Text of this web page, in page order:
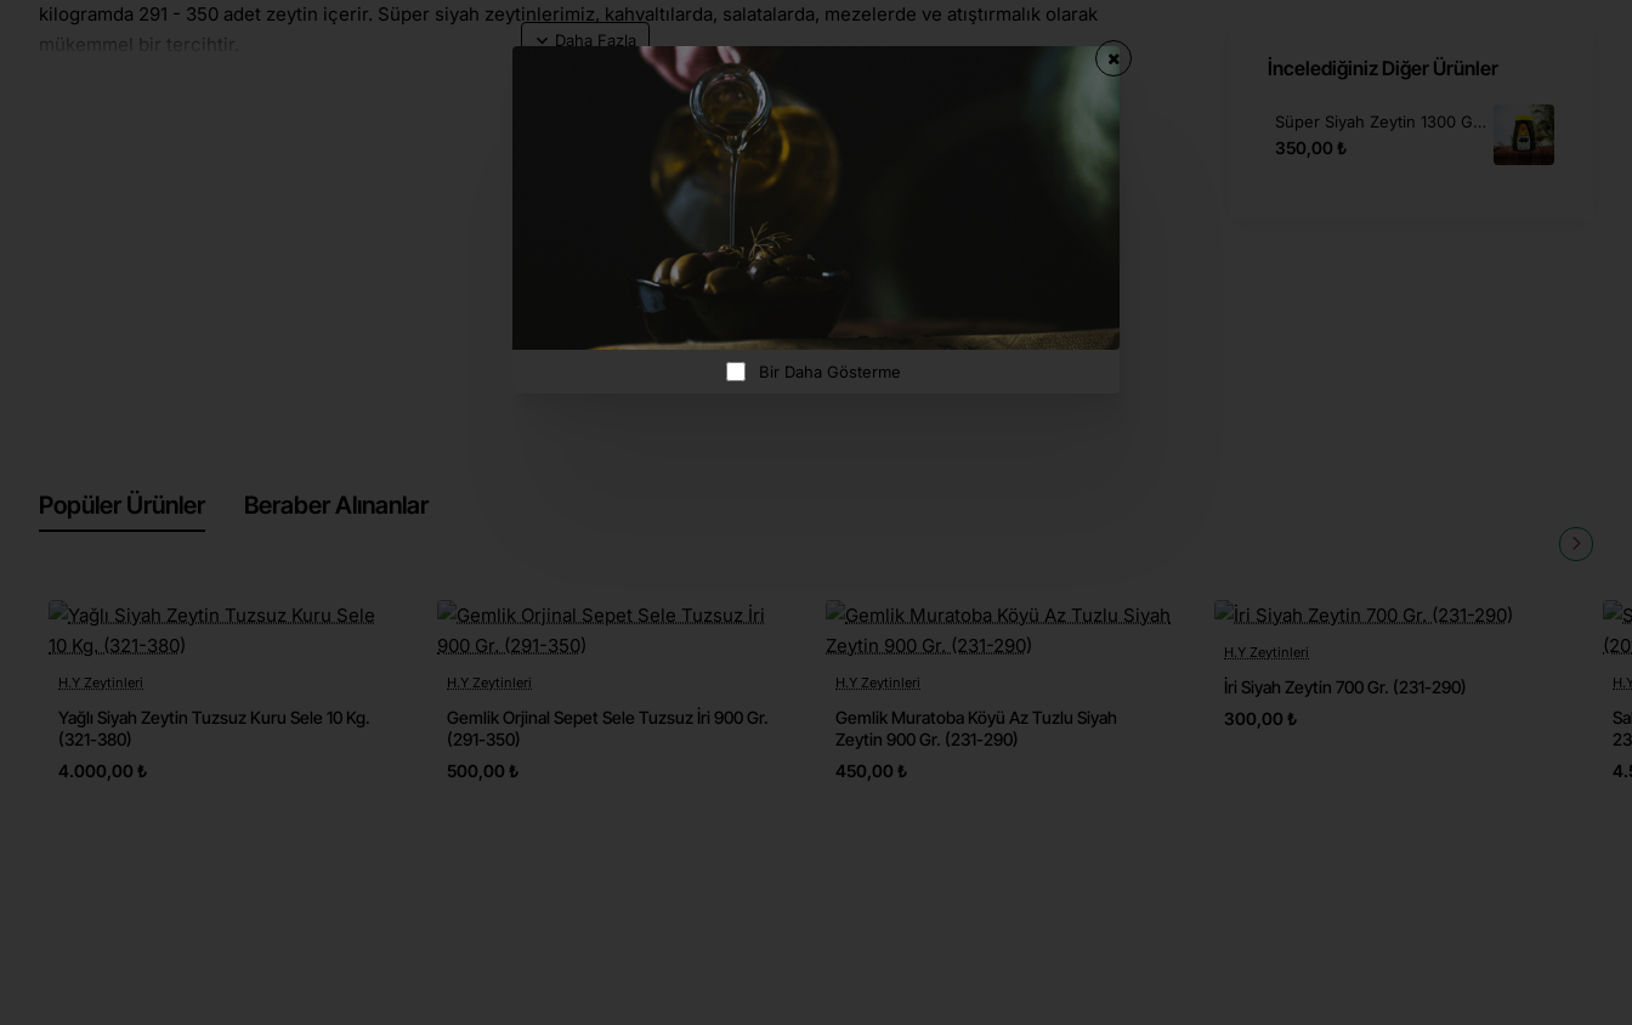
Bir Daha Gösterme
kilogramda 291 - 350 adet zeytin içerir. Süper siyah zeytinlerimiz, kahvaltılarda, salatalarda, mezelerde ve atıştırmalık olarak
mükemmel bir tercihtir.
Gemlik Zeytini, Marmara Bölgesi'nin incisi olarak bilinir ve dünyaca ünlüdür. Muratoba Köyü'nün bereketli topraklarında
yetiştirilen bu zeytinler, ideal iklim koşulları ve toprak yapısı sayesinde benzersiz bir tat ve aroma kazanır. Muratoba Zeytinleri,
uzun yıllardır süregelen zeytin yetiştiriciliği geleneği ile kalitesini korur ve her bir zeytin tanesi büyük bir özenle hasat edilir.
Doğal yöntemlerle işlenen süper siyah zeytinler, sofralarınıza farklı ve lezzetli bir tat sunar.
İncelediğiniz Diğer Ürünler
Süper Siyah Zeytin 1300 Gr. (291-350)
350,00 ₺
Popüler Ürünler Beraber Alınanlar
🔥 Çok Satılan
H.Y Zeytinleri
Yağlı Siyah Zeytin Tuzsuz Kuru Sele 10 Kg.
(321-380)
4.000,00 ₺
🔥 Çok Satılan
H.Y Zeytinleri
Gemlik Orjinal Sepet Sele Tuzsuz İri 900 Gr.
(291-350)
500,00 ₺
🔥 Çok Satılan
H.Y Zeytinleri
Gemlik Muratoba Köyü Az Tuzlu Siyah
Zeytin 900 Gr. (231-290)
450,00 ₺
H.Y Zeytinleri
İri Siyah Zeytin 700 Gr. (231-290)
300,00 ₺